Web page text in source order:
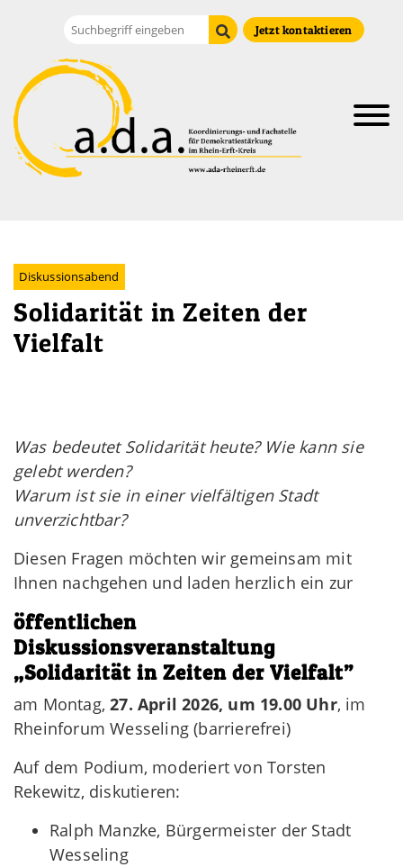
Zum Hauptinhalt der Seite
Suche Suche starten
Jetzt kontaktieren
Diskussionsabend
Solidarität in Zeiten der
Vielfalt
Was bedeutet Solidarität heute? Wie kann sie
gelebt werden?
Warum ist sie in einer vielfältigen Stadt
unverzichtbar?
Diesen Fragen möchten wir gemeinsam mit
Ihnen nachgehen und laden herzlich ein zur
öffentlichen
Diskussionsveranstaltung
„Solidarität in Zeiten der Vielfalt”
am Montag,27. April 2026, um 19.00 Uhr, im
Rheinforum Wesseling (barrierefrei)
Auf dem Podium, moderiert von Torsten
Rekewitz, diskutieren:
Ralph Manzke, Bürgermeister der Stadt
Wesseling